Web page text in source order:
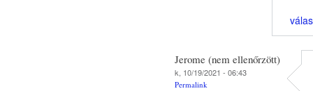
Jerome (nem ellenőrzött)
k, 10/19/2021 - 06:43
Permalink